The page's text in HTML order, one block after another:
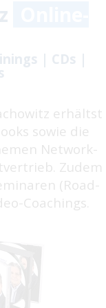
| CDs |
erhältst
sowie die
Network-
Zudem
(Road-
Coachings.